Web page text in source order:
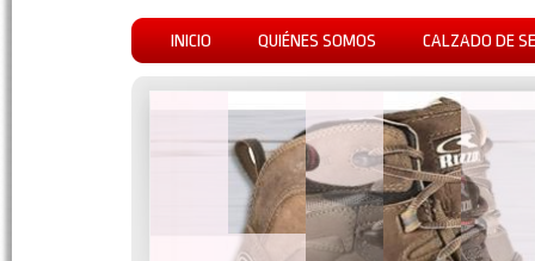
INICIO QUIÉNES SOMOS CALZADO DE